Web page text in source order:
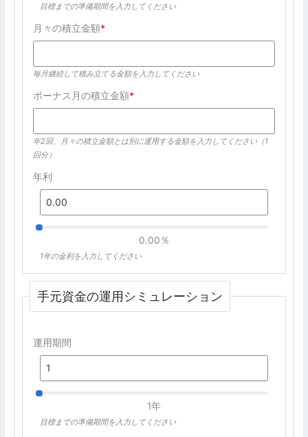
目標までの準備期間を入力してください
月々の積立金額*
毎月継続して積み立てる金額を入力してください
ボーナス月の積立金額*
年2回、月々の積立金額とは別に運用する金額を入力してください（1
回分）
年利
0.00％
1年の金利を入力してください
手元資金の運用シミュレーション
運用期間
1年
目標までの準備期間を入力してください